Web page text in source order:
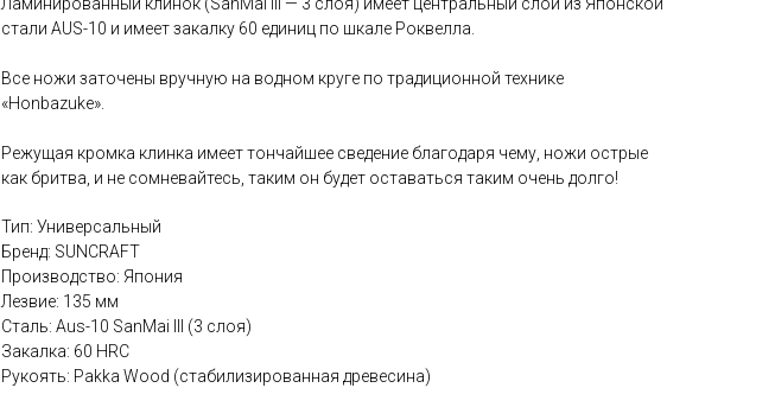
Ламинированный клинок (SanMai III — 3 слоя) имеет центральный слой из Японской
стали AUS-10 и имеет закалку 60 единиц по шкале Роквелла.
Все ножи заточены вручную на водном круге по традиционной технике
«Honbazuke».
Режущая кромка клинка имеет тончайшее сведение благодаря чему, ножи острые
как бритва, и не сомневайтесь, таким он будет оставаться таким очень долго!
Тип: Универсальный
Бренд: SUNCRAFT
Производство: Япония
Лезвие: 135 мм
Сталь: Aus-10 SanMai III (3 слоя)
Закалка: 60 HRC
Рукоять: Pakka Wood (стабилизированная древесина)